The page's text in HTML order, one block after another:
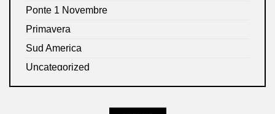
Ponte 1 Novembre
Primavera
Sud America
Uncategorized